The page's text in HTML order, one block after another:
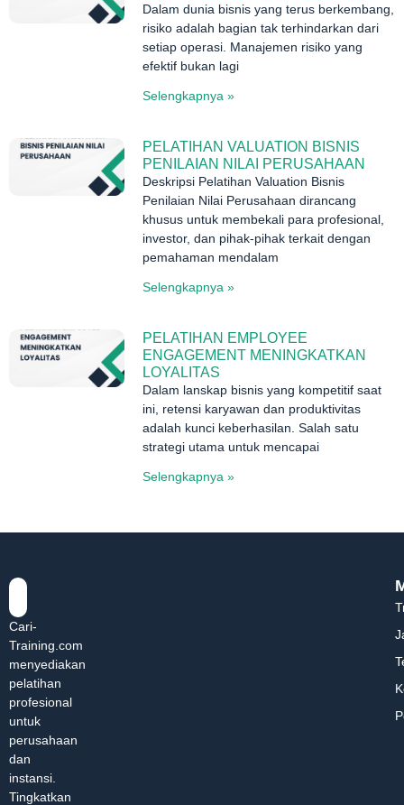
Dalam dunia bisnis yang terus berkembang,
risiko adalah bagian tak terhindarkan dari
setiap operasi. Manajemen risiko yang
efektif bukan lagi
Selengkapnya »
PELATIHAN VALUATION BISNIS
PENILAIAN NILAI PERUSAHAAN
Deskripsi Pelatihan Valuation Bisnis
Penilaian Nilai Perusahaan dirancang
khusus untuk membekali para profesional,
investor, dan pihak-pihak terkait dengan
pemahaman mendalam
Selengkapnya »
PELATIHAN EMPLOYEE
ENGAGEMENT MENINGKATKAN
LOYALITAS
Dalam lanskap bisnis yang kompetitif saat
ini, retensi karyawan dan produktivitas
adalah kunci keberhasilan. Salah satu
strategi utama untuk mencapai
Selengkapnya »
Cari-
Training.com
menyediakan
pelatihan
profesional
untuk
perusahaan
dan
instansi.
Tingkatkan